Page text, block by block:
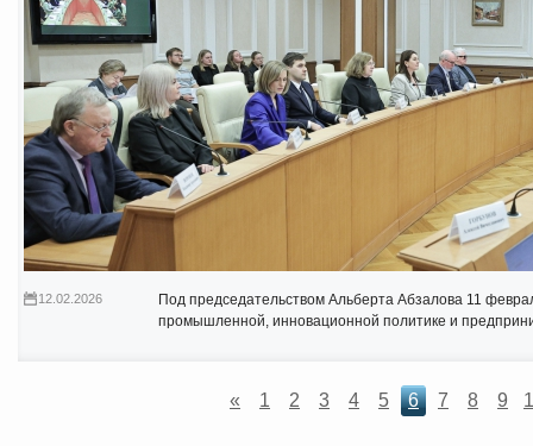
12.02.2026
Под председательством Альберта Абзалова 11
промышленной, инновационной политике и
« 1 2 3 4 5 6 7 8 9